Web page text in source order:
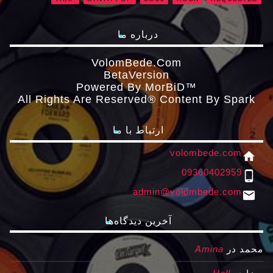
درباره ما
VolomBede.com
ΒetaVersion
Powered By MorBiD™
All Rights Are Reserved® Content By Spark
ارتباط با ما
home
volombede.com
phone_android
09360402959
email
admin@volombede.com
آخرین دیدگاه‌ها
محمد در Amina